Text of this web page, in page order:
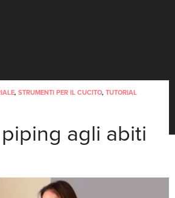
, STRUMENTI PER IL CUCITO, TUTORIAL
agli abiti